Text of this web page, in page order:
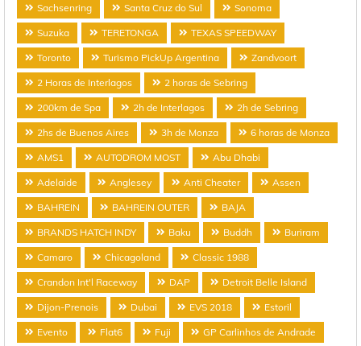
Sachsenring Santa Cruz do Sul Sonoma
Suzuka TERETONGA TEXAS SPEEDWAY
Toronto Turismo PickUp Argentina Zandvoort
2 Horas de Interlagos 2 horas de Sebring
200km de Spa 2h de Interlagos 2h de Sebring
2hs de Buenos Aires 3h de Monza 6 horas de Monza
AMS1 AUTODROM MOST Abu Dhabi
Adelaide Anglesey Anti Cheater Assen
BAHREIN BAHREIN OUTER BAJA
BRANDS HATCH INDY Baku Buddh Buriram
Camaro Chicagoland Classic 1988
Crandon Int'l Raceway DAP Detroit Belle Island
Dijon-Prenois Dubai EVS 2018 Estoril
Evento Flat6 Fuji GP Carlinhos de Andrade